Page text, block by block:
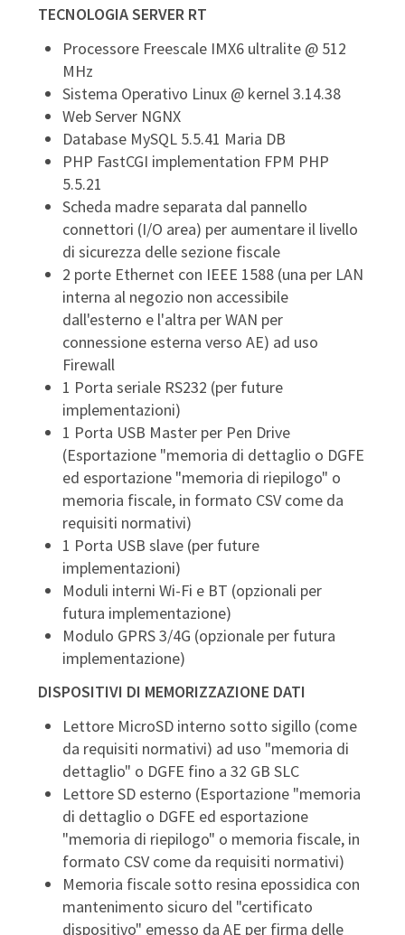
TECNOLOGIA SERVER RT
Processore Freescale IMX6 ultralite @ 512
MHz
Sistema Operativo Linux @ kernel 3.14.38
Web Server NGNX
Database MySQL 5.5.41 Maria DB
PHP FastCGI implementation FPM PHP
5.5.21
Scheda madre separata dal pannello
connettori (I/O area) per aumentare il livello
di sicurezza delle sezione fiscale
2 porte Ethernet con IEEE 1588 (una per LAN
interna al negozio non accessibile
dall'esterno e l'altra per WAN per
connessione esterna verso AE) ad uso
Firewall
1 Porta seriale RS232 (per future
implementazioni)
1 Porta USB Master per Pen Drive
(Esportazione "memoria di dettaglio o DGFE
ed esportazione "memoria di riepilogo" o
memoria fiscale, in formato CSV come da
requisiti normativi)
1 Porta USB slave (per future
implementazioni)
Moduli interni Wi-Fi e BT (opzionali per
futura implementazione)
Modulo GPRS 3/4G (opzionale per futura
implementazione)
DISPOSITIVI DI MEMORIZZAZIONE DATI
Lettore MicroSD interno sotto sigillo (come
da requisiti normativi) ad uso "memoria di
dettaglio" o DGFE fino a 32 GB SLC
Lettore SD esterno (Esportazione "memoria
di dettaglio o DGFE ed esportazione
"memoria di riepilogo" o memoria fiscale, in
formato CSV come da requisiti normativi)
Memoria fiscale sotto resina epossidica con
mantenimento sicuro del "certificato
dispositivo" emesso da AE per firma delle